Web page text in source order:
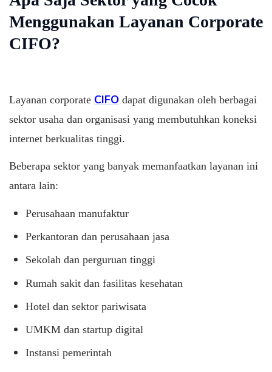
Menggunakan Layanan Corporate
CIFO?
Layanan corporate CIFO dapat digunakan oleh berbagai
sektor usaha dan organisasi yang membutuhkan koneksi
internet berkualitas tinggi.
Beberapa sektor yang banyak memanfaatkan layanan ini
antara lain:
Perusahaan manufaktur
Perkantoran dan perusahaan jasa
Sekolah dan perguruan tinggi
Rumah sakit dan fasilitas kesehatan
Hotel dan sektor pariwisata
UMKM dan startup digital
Instansi pemerintah